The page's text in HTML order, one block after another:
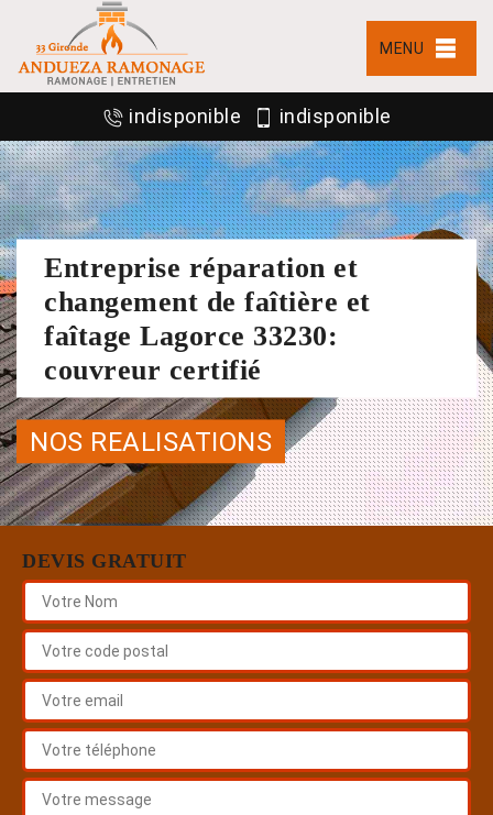
MENU
indisponible indisponible
Entreprise réparation et
changement de faîtière et
faîtage Lagorce 33230:
couvreur certifié
NOS REALISATIONS
DEVIS GRATUIT